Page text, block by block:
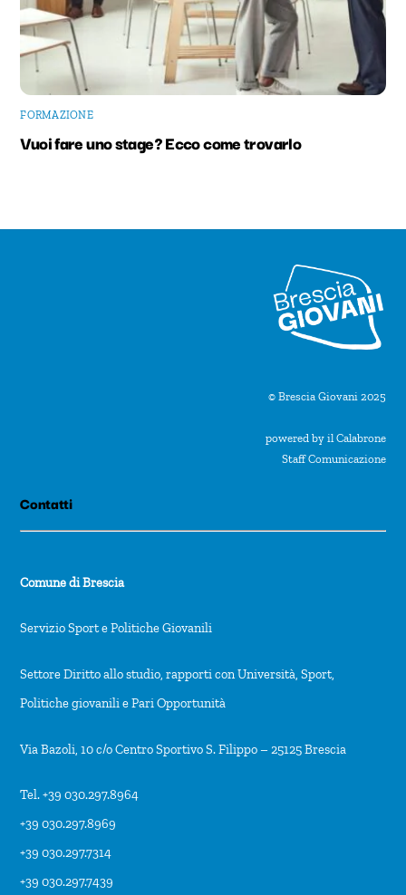
FORMAZIONE
Vuoi fare uno stage? Ecco come trovarlo
© Brescia Giovani 2025
powered by il Calabrone
Staff Comunicazione
Contatti
Comune di Brescia
Servizio Sport e Politiche Giovanili
Settore Diritto allo studio, rapporti con Università, Sport,
Politiche giovanili e Pari Opportunità
Via Bazoli, 10 c/o Centro Sportivo S. Filippo – 25125 Brescia
Tel. +39 030.297.8964
+39 030.297.8969
+39 030.297.7314
+39 030.297.7439